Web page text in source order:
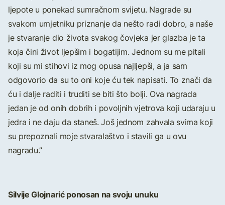
ljepote u ponekad sumračnom svijetu. Nagrade su
svakom umjetniku priznanje da nešto radi dobro, a naše
je stvaranje dio života svakog čovjeka jer glazba je ta
koja čini život ljepšim i bogatijim. Jednom su me pitali
koji su mi stihovi iz mog opusa najljepši, a ja sam
odgovorio da su to oni koje ću tek napisati. To znači da
ću i dalje raditi i truditi se biti što bolji. Ova nagrada
jedan je od onih dobrih i povoljnih vjetrova koji udaraju u
jedra i ne daju da staneš. Još jednom zahvala svima koji
su prepoznali moje stvaralaštvo i stavili ga u ovu
nagradu.”
Silvije Glojnarić ponosan na svoju unuku